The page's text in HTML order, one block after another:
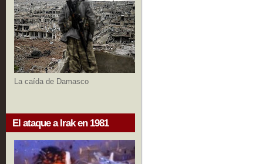
La caída de Damasco
El ataque a Irak en 1981